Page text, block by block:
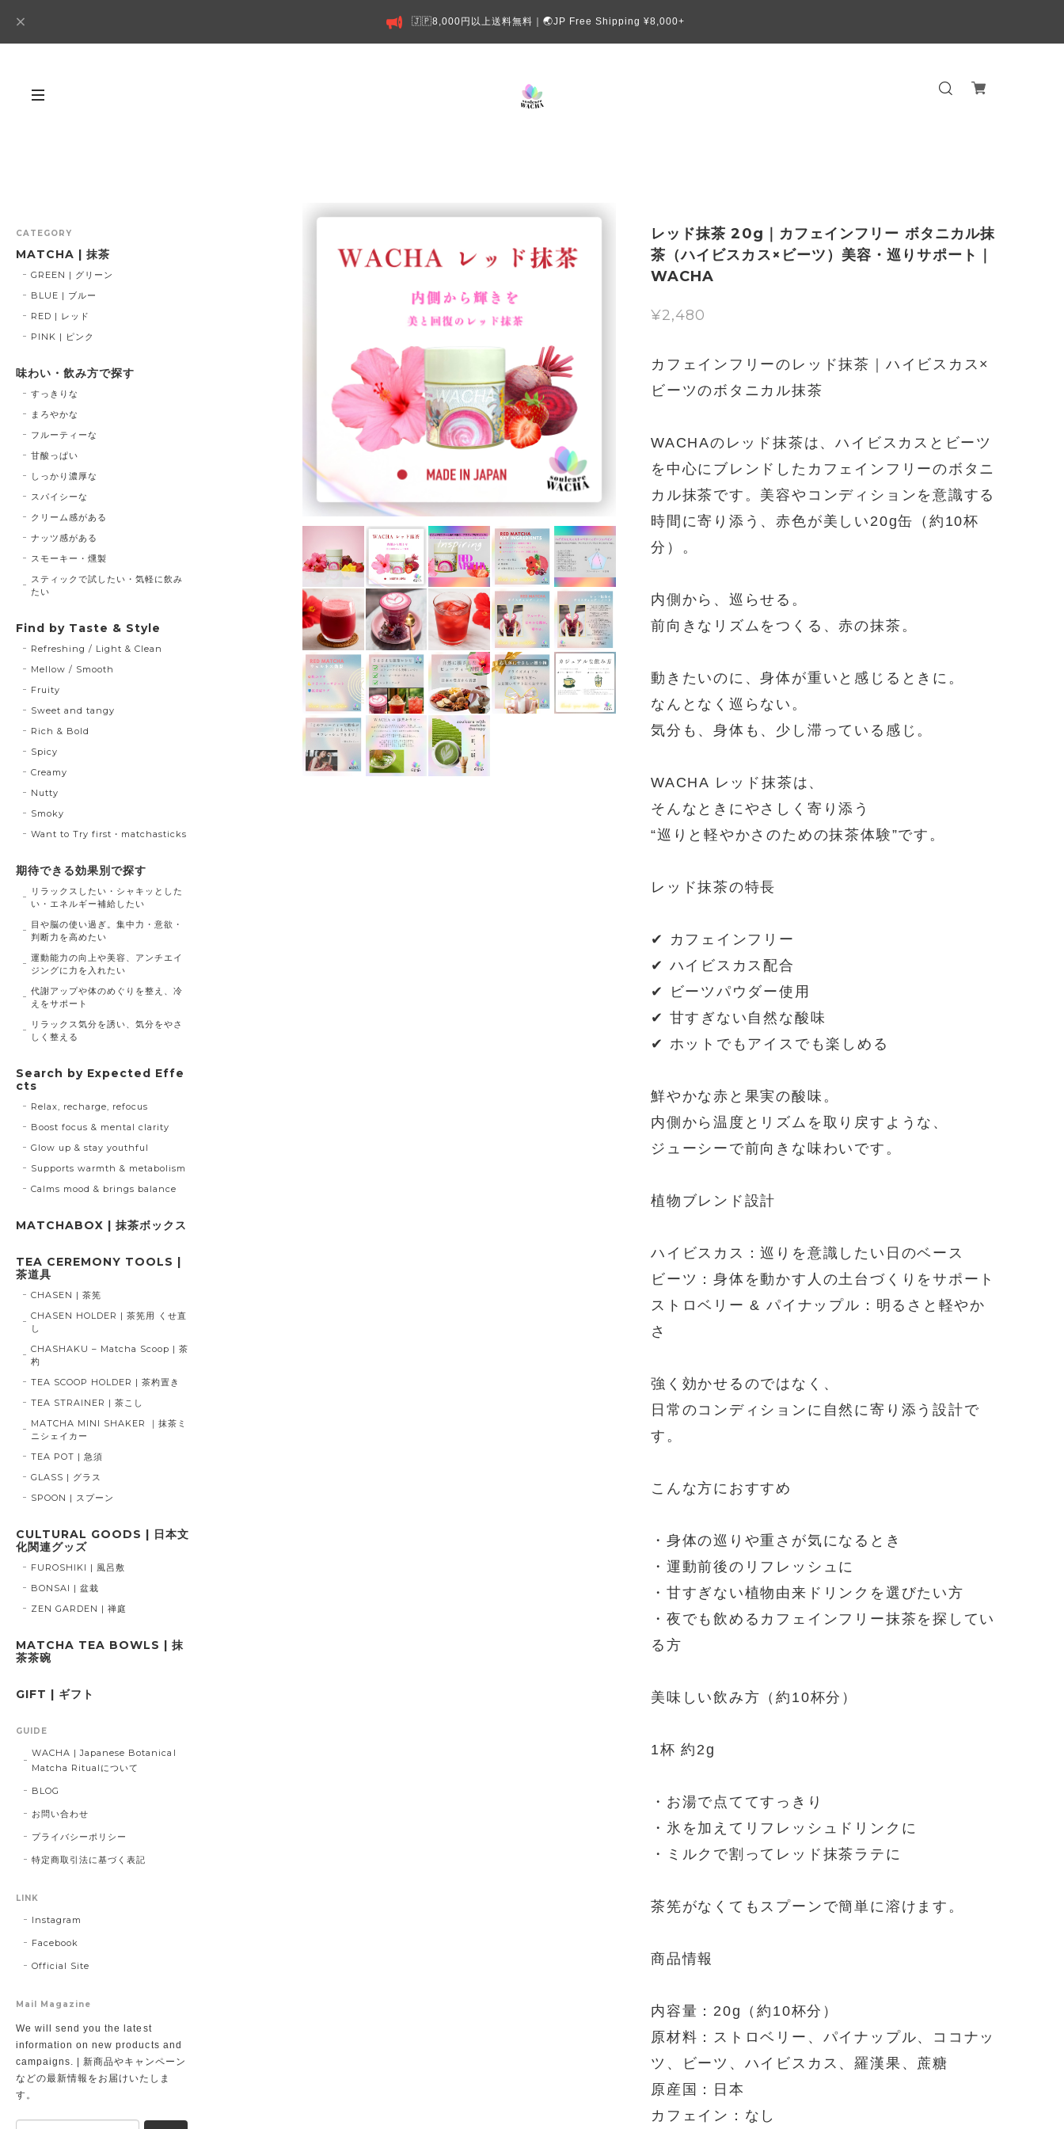
🇯🇵8,000円以上送料無料｜🌏JP Free Shipping ¥8,000+
レッド抹茶 20g｜カフェインフリー ボタニカル抹
茶（ハイビスカス×ビーツ）美容・巡りサポート｜
WACHA
¥2,480
カフェインフリーのレッド抹茶｜ハイビスカス×
ビーツのボタニカル抹茶
WACHAのレッド抹茶は、ハイビスカスとビーツ
を中心にブレンドしたカフェインフリーのボタニ
カル抹茶です。美容やコンディションを意識する
時間に寄り添う、赤色が美しい20g缶（約10杯
分）。
内側から、巡らせる。
前向きなリズムをつくる、赤の抹茶。
動きたいのに、身体が重いと感じるときに。
なんとなく巡らない。
気分も、身体も、少し滞っている感じ。
WACHA レッド抹茶は、
そんなときにやさしく寄り添う
“巡りと軽やかさのための抹茶体験”です。
レッド抹茶の特長
✔ カフェインフリー
✔ ハイビスカス配合
✔ ビーツパウダー使用
✔ 甘すぎない自然な酸味
✔ ホットでもアイスでも楽しめる
鮮やかな赤と果実の酸味。
内側から温度とリズムを取り戻すような、
ジューシーで前向きな味わいです。
植物ブレンド設計
ハイビスカス：巡りを意識したい日のベース
ビーツ：身体を動かす人の土台づくりをサポート
ストロベリー & パイナップル：明るさと軽やか
さ
強く効かせるのではなく、
日常のコンディションに自然に寄り添う設計で
す。
こんな方におすすめ
・身体の巡りや重さが気になるとき
・運動前後のリフレッシュに
・甘すぎない植物由来ドリンクを選びたい方
・夜でも飲めるカフェインフリー抹茶を探してい
る方
美味しい飲み方（約10杯分）
1杯 約2g
・お湯で点ててすっきり
・氷を加えてリフレッシュドリンクに
・ミルクで割ってレッド抹茶ラテに
茶筅がなくてもスプーンで簡単に溶けます。
商品情報
内容量：20g（約10杯分）
原材料：ストロベリー、パイナップル、ココナッ
ツ、ビーツ、ハイビスカス、羅漢果、蔗糖
原産国：日本
カフェイン：なし
CATEGORY
MATCHA | 抹茶
GREEN | グリーン
BLUE | ブルー
RED | レッド
PINK | ピンク
味わい・飲み方で探す
すっきりな
まろやかな
フルーティーな
甘酸っぱい
しっかり濃厚な
スパイシーな
クリーム感がある
ナッツ感がある
スモーキー・燻製
スティックで試したい・気軽に飲み
たい
Find by Taste & Style
Refreshing / Light & Clean
Mellow / Smooth
Fruity
Sweet and tangy
Rich & Bold
Spicy
Creamy
Nutty
Smoky
Want to Try first・matchasticks
期待できる効果別で探す
リラックスしたい・シャキッとした
い・エネルギー補給したい
目や脳の使い過ぎ。集中力・意欲・
判断力を高めたい
運動能力の向上や美容、アンチエイ
ジングに力を入れたい
代謝アップや体のめぐりを整え、冷
えをサポート
リラックス気分を誘い、気分をやさ
しく整える
Search by Expected Effe
cts
Relax, recharge, refocus
Boost focus & mental clarity
Glow up & stay youthful
Supports warmth & metabolism
Calms mood & brings balance
MATCHABOX | 抹茶ボックス
TEA CEREMONY TOOLS |
茶道具
CHASEN | 茶筅
CHASEN HOLDER | 茶筅用 くせ直
し
CHASHAKU – Matcha Scoop | 茶
杓
TEA SCOOP HOLDER | 茶杓置き
TEA STRAINER | 茶こし
MATCHA MINI SHAKER ｜抹茶ミ
ニシェイカー
TEA POT | 急須
GLASS | グラス
SPOON | スプーン
CULTURAL GOODS | 日本文
化関連グッズ
FUROSHIKI | 風呂敷
BONSAI | 盆栽
ZEN GARDEN | 禅庭
MATCHA TEA BOWLS | 抹
茶茶碗
GIFT | ギフト
GUIDE
WACHA | Japanese Botanical
Matcha Ritualについて
BLOG
お問い合わせ
プライバシーポリシー
特定商取引法に基づく表記
LINK
Instagram
Facebook
Official Site
Mail Magazine
We will send you the latest
information on new products and
campaigns. | 新商品やキャンペーン
などの最新情報をお届けいたしま
す。